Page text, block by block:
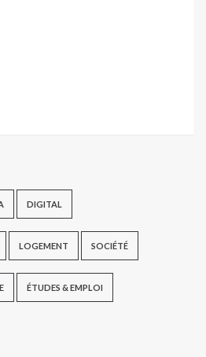
DIGITAL
LOGEMENT SOCIÉTÉ
ÉTUDES & EMPLOI